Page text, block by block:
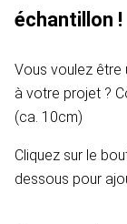
échantillon !
Vous voulez être
à votre projet ?
(ca. 10cm)
Cliquez sur le
dessous pour